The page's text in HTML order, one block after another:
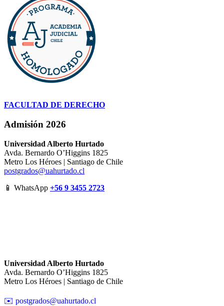
FACULTAD DE DERECHO
Admisión 2026
Universidad Alberto Hurtado
Avda. Bernardo O’Higgins 1825
Metro Los Héroes | Santiago de Chile
postgrados@uahurtado.cl
📱 WhatsApp +56 9 3455 2723
Universidad Alberto Hurtado
Avda. Bernardo O’Higgins 1825
Metro Los Héroes | Santiago de Chile
✉️ postgrados@uahurtado.cl